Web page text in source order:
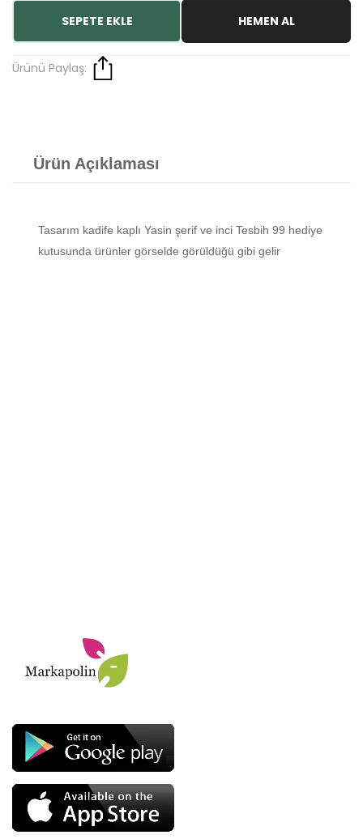
SEPETE EKLE HEMEN AL
Ürünü Paylaş:
Ürün Açıklaması
Tasarım kadife kaplı Yasin şerif ve inci Tesbih 99 hediye
kutusunda ürünler görselde görüldüğü gibi gelir